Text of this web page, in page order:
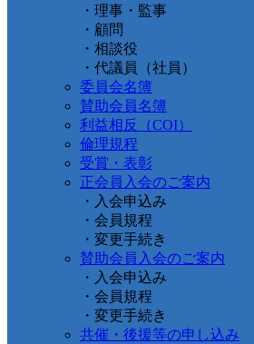
・理事・監事
・顧問
・相談役
・代議員（社員）
委員会名簿
賛助会員名簿
利益相反（COI）
倫理規程
受賞・表彰
正会員入会のご案内
・入会申込み
・会員規程
・変更手続き
賛助会員入会のご案内
・入会申込み
・会員規程
・変更手続き
共催・後援等の申し込み